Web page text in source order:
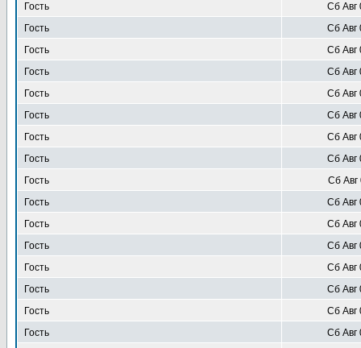
Гость
Сб Авг
Гость
Сб Авг
Гость
Сб Авг
Гость
Сб Авг
Гость
Сб Авг
Гость
Сб Авг
Гость
Сб Авг
Гость
Сб Авг
Гость
Сб Авг
Гость
Сб Авг
Гость
Сб Авг
Гость
Сб Авг
Гость
Сб Авг
Гость
Сб Авг
Гость
Сб Авг
Гость
Сб Авг